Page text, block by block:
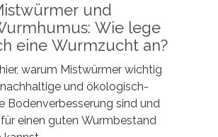
und
Wie lege
eine Wurmzucht an?
warum Mistwürmer wichtig
und ökologisch-
Bodenverbesserung sind und
einen guten Wurmbestand